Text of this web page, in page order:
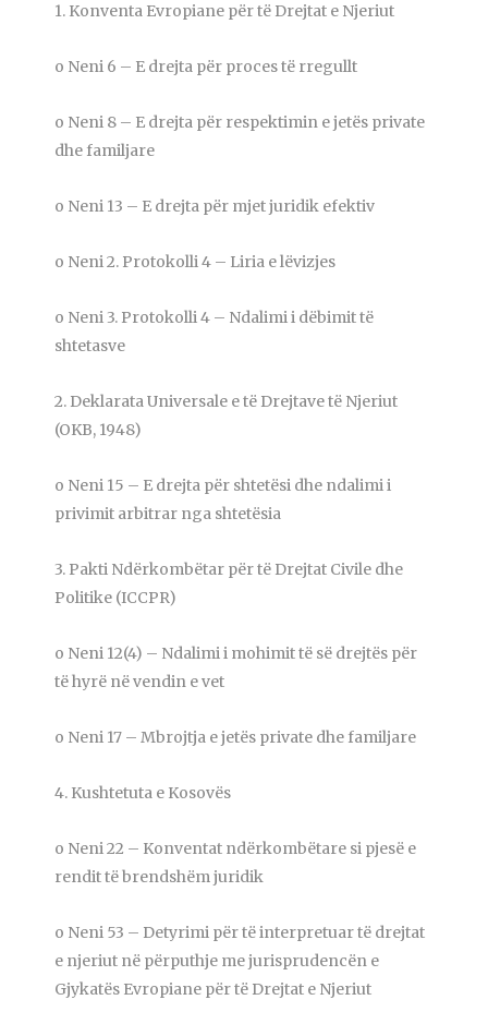
1. Konventa Evropiane për të Drejtat e Njeriut
o Neni 6 – E drejta për proces të rregullt
o Neni 8 – E drejta për respektimin e jetës private
dhe familjare
o Neni 13 – E drejta për mjet juridik efektiv
o Neni 2. Protokolli 4 – Liria e lëvizjes
o Neni 3. Protokolli 4 – Ndalimi i dëbimit të
shtetasve
2. Deklarata Universale e të Drejtave të Njeriut
(OKB, 1948)
o Neni 15 – E drejta për shtetësi dhe ndalimi i
privimit arbitrar nga shtetësia
3. Pakti Ndërkombëtar për të Drejtat Civile dhe
Politike (ICCPR)
o Neni 12(4) – Ndalimi i mohimit të së drejtës për
të hyrë në vendin e vet
o Neni 17 – Mbrojtja e jetës private dhe familjare
4. Kushtetuta e Kosovës
o Neni 22 – Konventat ndërkombëtare si pjesë e
rendit të brendshëm juridik
o Neni 53 – Detyrimi për të interpretuar të drejtat
e njeriut në përputhje me jurisprudencën e
Gjykatës Evropiane për të Drejtat e Njeriut